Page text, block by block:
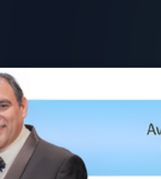
Kabul Et